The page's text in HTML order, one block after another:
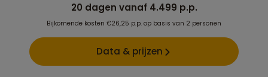
20 dagen vanaf 4.499 p.p.
Bijkomende kosten €26,25 p.p. op basis van 2 personen
Data & prijzen